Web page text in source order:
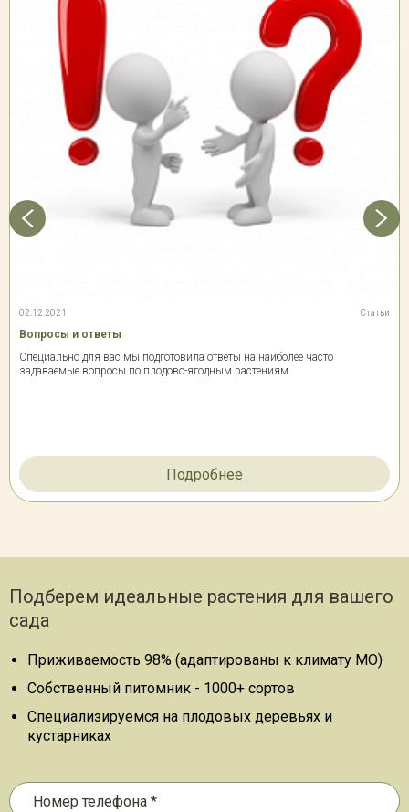
02.12.2021 Статьи
Вопросы и ответы
Специально для вас мы подготовила ответы на наиболее часто
задаваемые вопросы по плодово-ягодным растениям.
Подробнее
Подберем идеальные растения для вашего
сада
Приживаемость 98% (адаптированы к климату МО)
Собственный питомник - 1000+ сортов
Специализируемся на плодовых деревьях и
кустарниках